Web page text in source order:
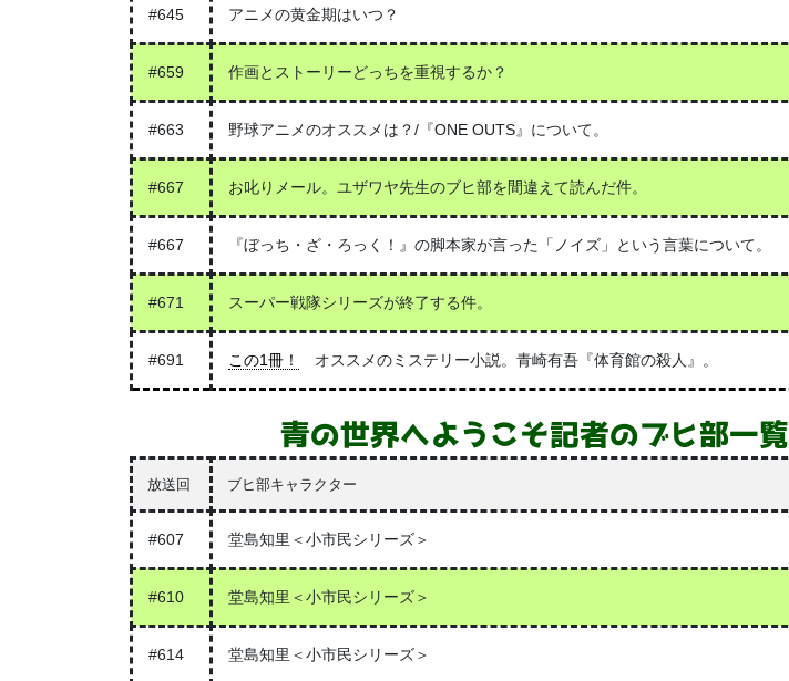
#645 アニメの黄金期はいつ？
#659 作画とストーリーどっちを重視するか？
#663 野球アニメのオススメは？/『ONE OUTS』について。
#667 お叱りメール。ユザワヤ先生のブヒ部を間違えて読んだ件。
#667 『ぼっち・ざ・ろっく！』の脚本家が言った「ノイズ」という言葉について。
#671 スーパー戦隊シリーズが終了する件。
#691 この1冊！ オススメのミステリー小説。青崎有吾『体育館の殺人』。
青の世界へようこそ記者のブヒ部一覧
放送回 ブヒ部キャラクター
#607 堂島知里＜小市民シリーズ＞
#610 堂島知里＜小市民シリーズ＞
#614 堂島知里＜小市民シリーズ＞